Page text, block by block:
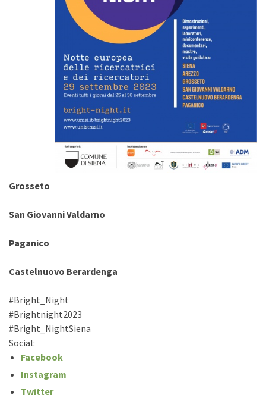
Grosseto
San Giovanni Valdarno
Paganico
Castelnuovo Berardenga
#Bright_Night
#Brightnight2023
#Bright_NightSiena
Social:
Facebook
Instagram
Twitter